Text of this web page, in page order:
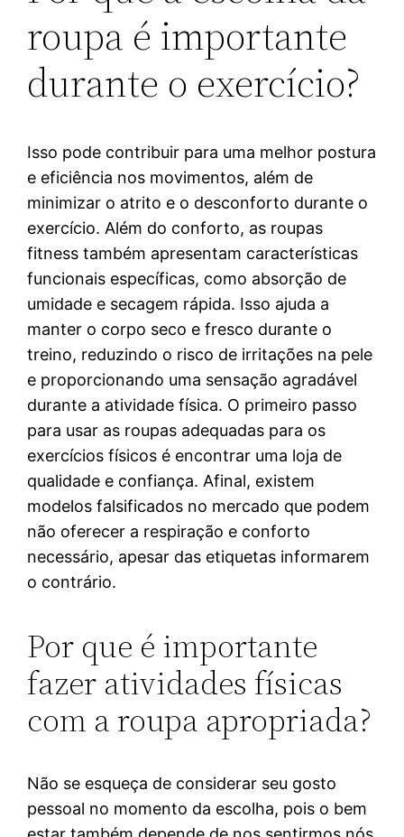
roupa é importante
durante o exercício?
Isso pode contribuir para uma melhor postura
e eficiência nos movimentos, além de
minimizar o atrito e o desconforto durante o
exercício. Além do conforto, as roupas
fitness também apresentam características
funcionais específicas, como absorção de
umidade e secagem rápida. Isso ajuda a
manter o corpo seco e fresco durante o
treino, reduzindo o risco de irritações na pele
e proporcionando uma sensação agradável
durante a atividade física. O primeiro passo
para usar as roupas adequadas para os
exercícios físicos é encontrar uma loja de
qualidade e confiança. Afinal, existem
modelos falsificados no mercado que podem
não oferecer a respiração e conforto
necessário, apesar das etiquetas informarem
o contrário.
Por que é importante
fazer atividades físicas
com a roupa apropriada?
Não se esqueça de considerar seu gosto
pessoal no momento da escolha, pois o bem